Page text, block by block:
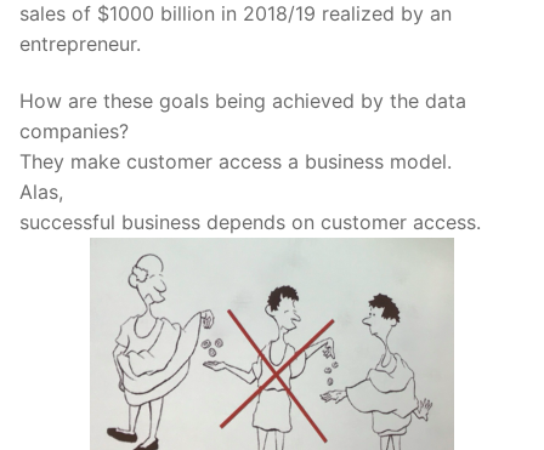
sales of $1000 billion in 2018/19 realized by an
entrepreneur.
How are these goals being achieved by the data
companies?
They make customer access a business model.
Alas,
successful business depends on customer access.